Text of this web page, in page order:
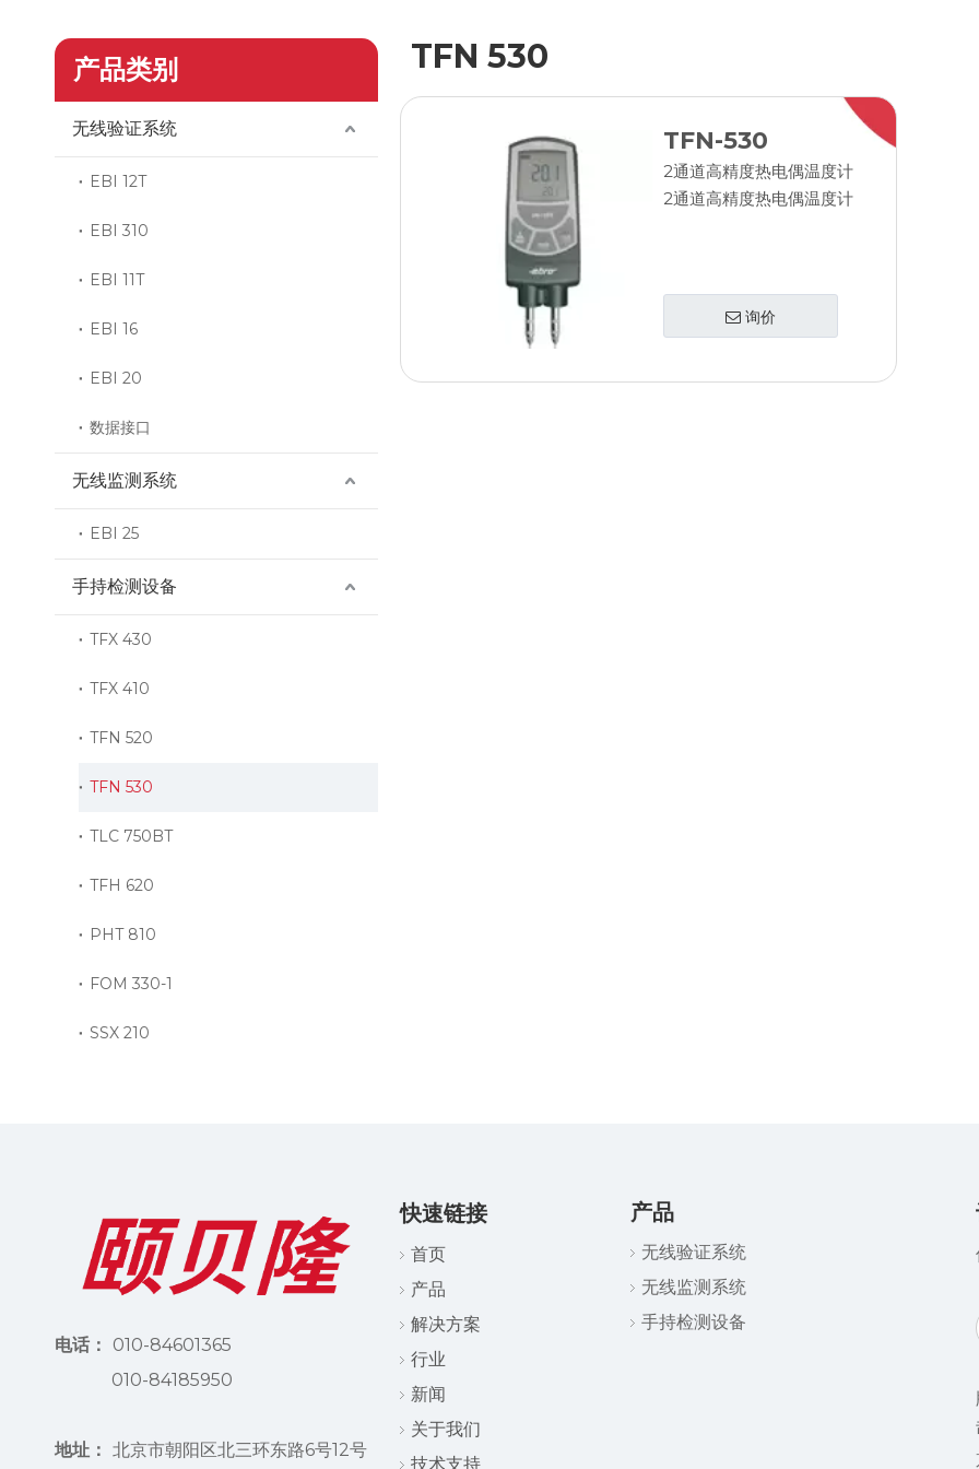
产品类别
无线验证系统
EBI 12T
EBI 310
EBI 11T
EBI 16
EBI 20
数据接口
无线监测系统
EBI 25
手持检测设备
TFX 430
TFX 410
TFN 520
TFN 530
TLC 750BT
TFH 620
PHT 810
FOM 330-1
SSX 210
TFN 530
TFN-530
2通道高精度热电偶温度计
2通道高精度热电偶温度计
询价
电话： 010-84601365
010-84185950
地址： 北京市朝阳区北三环东路6号12号
快速链接
首页
产品
解决方案
行业
新闻
关于我们
技术支持
产品
无线验证系统
无线监测系统
手持检测设备